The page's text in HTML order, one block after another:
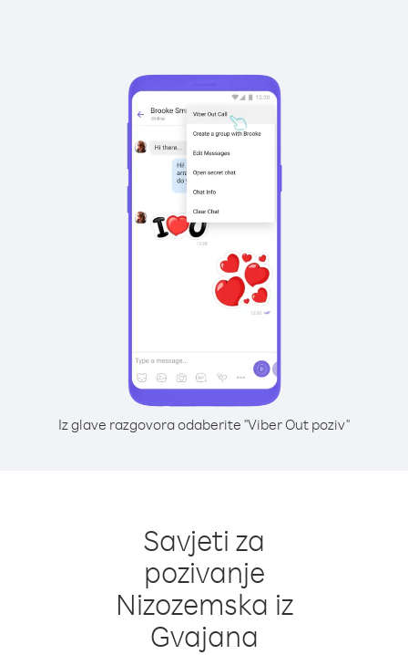
Iz glave razgovora odaberite "Viber Out poziv"
Savjeti za
pozivanje
Nizozemska iz
Gvajana